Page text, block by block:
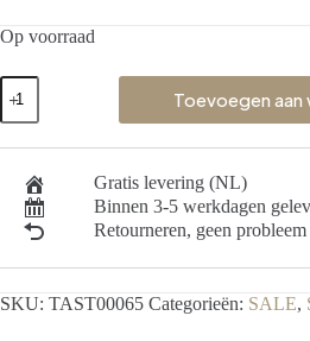
Op voorraad
Toevoegen aan
Gratis levering (NL)
Binnen 3-5 werkdagen
Retourneren, geen probleem
SKU: TAST00065 Categorieën: SALE,